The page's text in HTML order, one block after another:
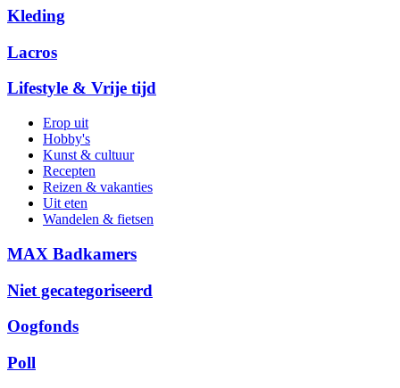
Kleding
Lacros
Lifestyle & Vrije tijd
Erop uit
Hobby's
Kunst & cultuur
Recepten
Reizen & vakanties
Uit eten
Wandelen & fietsen
MAX Badkamers
Niet gecategoriseerd
Oogfonds
Poll